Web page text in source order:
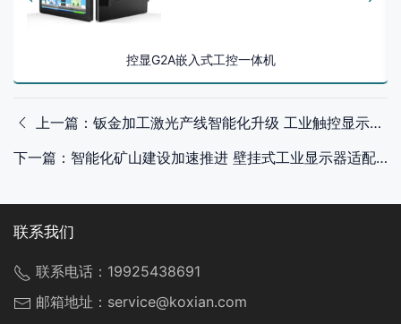
控显G2A嵌入式工控一体机
上一篇：钣金加工激光产线智能化升级 工业触控显示器集成切割路径规划与功率控制
下一篇：智能化矿山建设加速推进 壁挂式工业显示器适配井下综采面设备状态监测
联系我们
联系电话： 19925438691
邮箱地址： service@koxian.com